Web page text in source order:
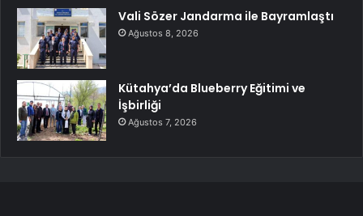
Vali Sözer Jandarma ile Bayramlaştı
Ağustos 8, 2026
Kütahya’da Blueberry Eğitimi ve
İşbirliği
Ağustos 7, 2026